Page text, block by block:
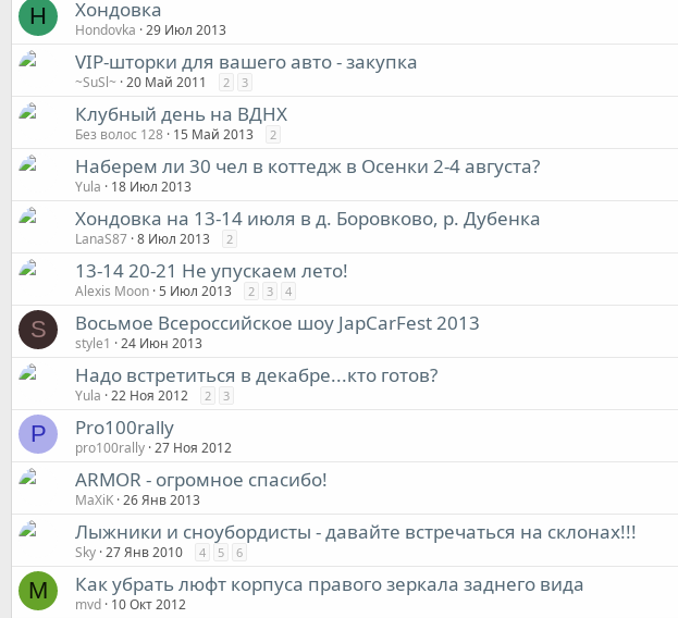
H Хондовка
Hondovka 29 Июл 2013
VIP-шторки для вашего авто - закупка
~SuSl~ 20 Май 2011 2 3
Клубный день на ВДНХ
Без волос 128 15 Май 2013 2
Наберем ли 30 чел в коттедж в Осенки 2-4 августа?
Yula 18 Июл 2013
Хондовка на 13-14 июля в д. Боровково, р. Дубенка
LanaS87 8 Июл 2013 2
13-14 20-21 Не упускаем лето!
Alexis Moon 5 Июл 2013 2 3 4
S Восьмое Всероссийское шоу JapCarFest 2013
style1 24 Июн 2013
Надо встретиться в декабре...кто готов?
Yula 22 Ноя 2012 2 3
P Pro100rally
pro100rally 27 Ноя 2012
ARMOR - огромное спасибо!
MaXiK 26 Янв 2013
Лыжники и сноубордисты - давайте встречаться на склонах!!!
Sky 27 Янв 2010 4 5 6
M Как убрать люфт корпуса правого зеркала заднего вида
mvd 10 Окт 2012